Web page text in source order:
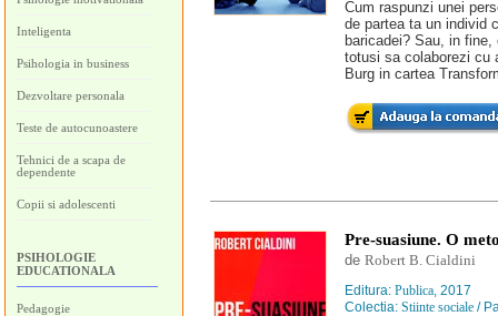
Inteligenta
Psihologia in business
Dezvoltare personala
Teste de autocunoastere
Tehnici de a scapa de
dependente
Copii si adolescenti
PSIHOLOGIE
EDUCATIONALA
Pedagogie
Cum raspunzi unei
de partea ta un individ
baricadei? Sau, in
totusi sa colaborezi cu
Burg in cartea
Pre-suasiune. O
de Robert B. Cialdini
Editura: Publica, 2017
Colectia: Stiinte sociale /